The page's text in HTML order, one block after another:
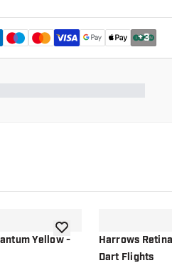
+3
Yellow -Zur Wunschliste
Harrows
Dart Flights